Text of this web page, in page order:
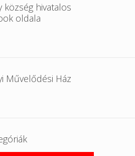
község hivatalos
oldala
Művelődési Ház